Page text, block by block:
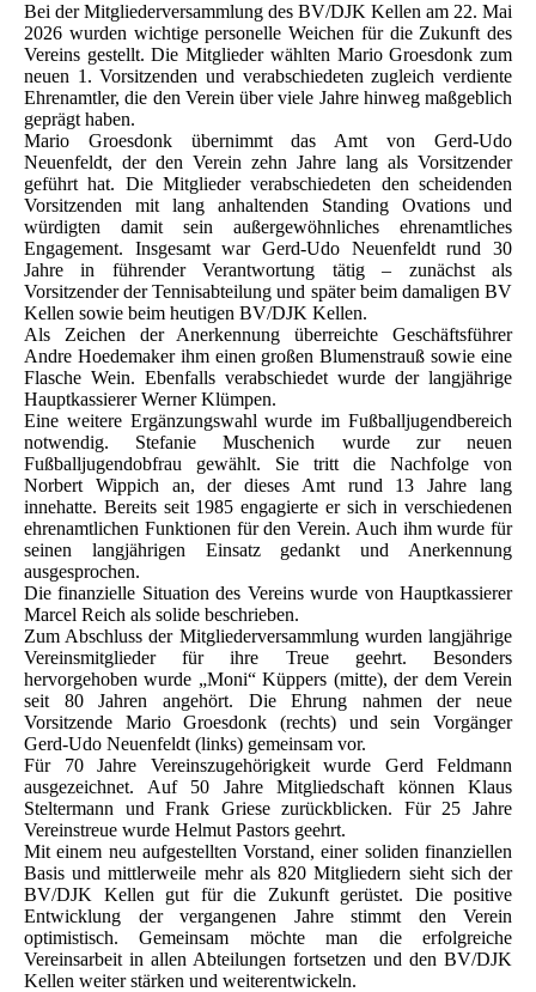
Bei der Mitgliederversammlung des BV/DJK Kellen am 22. Mai
2026 wurden wichtige personelle Weichen für die Zukunft des
Vereins gestellt. Die Mitglieder wählten Mario Groesdonk zum
neuen 1. Vorsitzenden und verabschiedeten zugleich verdiente
Ehrenamtler, die den Verein über viele Jahre hinweg maßgeblich
geprägt haben.
Mario Groesdonk übernimmt das Amt von Gerd-Udo
Neuenfeldt, der den Verein zehn Jahre lang als Vorsitzender
geführt hat. Die Mitglieder verabschiedeten den scheidenden
Vorsitzenden mit lang anhaltenden Standing Ovations und
würdigten damit sein außergewöhnliches ehrenamtliches
Engagement. Insgesamt war Gerd-Udo Neuenfeldt rund 30
Jahre in führender Verantwortung tätig – zunächst als
Vorsitzender der Tennisabteilung und später beim damaligen BV
Kellen sowie beim heutigen BV/DJK Kellen.
Als Zeichen der Anerkennung überreichte Geschäftsführer
Andre Hoedemaker ihm einen großen Blumenstrauß sowie eine
Flasche Wein. Ebenfalls verabschiedet wurde der langjährige
Hauptkassierer Werner Klümpen.
Eine weitere Ergänzungswahl wurde im Fußballjugendbereich
notwendig. Stefanie Muschenich wurde zur neuen
Fußballjugendobfrau gewählt. Sie tritt die Nachfolge von
Norbert Wippich an, der dieses Amt rund 13 Jahre lang
innehatte. Bereits seit 1985 engagierte er sich in verschiedenen
ehrenamtlichen Funktionen für den Verein. Auch ihm wurde für
seinen langjährigen Einsatz gedankt und Anerkennung
ausgesprochen.
Die finanzielle Situation des Vereins wurde von Hauptkassierer
Marcel Reich als solide beschrieben.
Zum Abschluss der Mitgliederversammlung wurden langjährige
Vereinsmitglieder für ihre Treue geehrt. Besonders
hervorgehoben wurde „Moni“ Küppers (mitte), der dem Verein
seit 80 Jahren angehört. Die Ehrung nahmen der neue
Vorsitzende Mario Groesdonk (rechts) und sein Vorgänger
Gerd-Udo Neuenfeldt (links) gemeinsam vor.
Für 70 Jahre Vereinszugehörigkeit wurde Gerd Feldmann
ausgezeichnet. Auf 50 Jahre Mitgliedschaft können Klaus
Steltermann und Frank Griese zurückblicken. Für 25 Jahre
Vereinstreue wurde Helmut Pastors geehrt.
Mit einem neu aufgestellten Vorstand, einer soliden finanziellen
Basis und mittlerweile mehr als 820 Mitgliedern sieht sich der
BV/DJK Kellen gut für die Zukunft gerüstet. Die positive
Entwicklung der vergangenen Jahre stimmt den Verein
optimistisch. Gemeinsam möchte man die erfolgreiche
Vereinsarbeit in allen Abteilungen fortsetzen und den BV/DJK
Kellen weiter stärken und weiterentwickeln.